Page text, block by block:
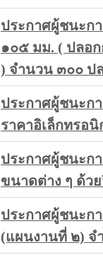
ประกาศผู้ชนะก
๑๐๕ มม. ( ปลอ
) จำนวน ๓๐๐ ป
ประกาศผู้ชนะก
ราคาอิเล็กทรอนิ
ประกาศผู้ชนะก
ขนาดต่าง ๆ ด้ว
ประกาศผู้ชนะก
(แผนงานที่ ๒) จ